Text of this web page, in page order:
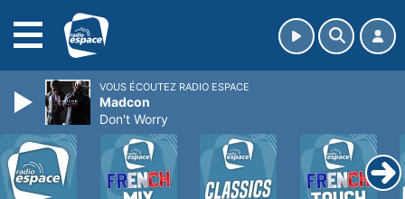
VOUS ÉCOUTEZ RADIO ESPACE
Madcon
Don't Worry